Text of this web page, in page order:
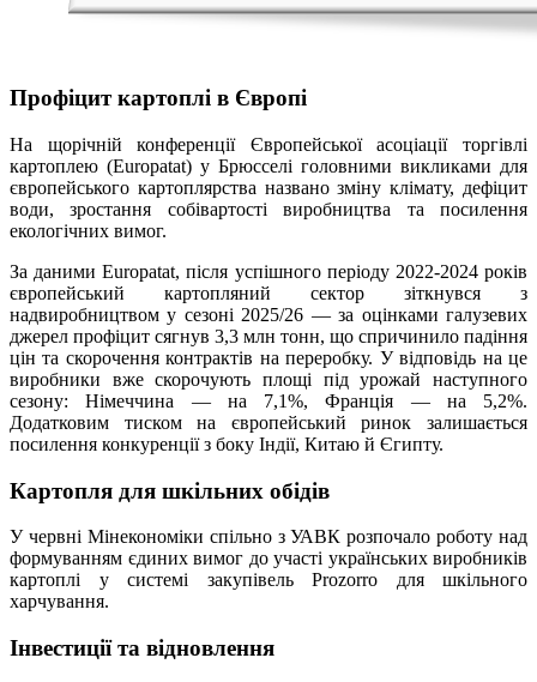
Профіцит картоплі в Європі
На щорічній конференції Європейської асоціації торгівлі
картоплею (Europatat) у Брюсселі головними викликами для
європейського картоплярства названо зміну клімату, дефіцит
води, зростання собівартості виробництва та посилення
екологічних вимог.
За даними Europatat, після успішного періоду 2022-2024 років
європейський картопляний сектор зіткнувся з
надвиробництвом у сезоні 2025/26 — за оцінками галузевих
джерел профіцит сягнув 3,3 млн тонн, що спричинило падіння
цін та скорочення контрактів на переробку. У відповідь на це
виробники вже скорочують площі під урожай наступного
сезону: Німеччина — на 7,1%, Франція — на 5,2%.
Додатковим тиском на європейський ринок залишається
посилення конкуренції з боку Індії, Китаю й Єгипту.
Картопля для шкільних обідів
У червні Мінекономіки спільно з УАВК розпочало роботу над
формуванням єдиних вимог до участі українських виробників
картоплі у системі закупівель Prozorro для шкільного
харчування.
Інвестиції та відновлення